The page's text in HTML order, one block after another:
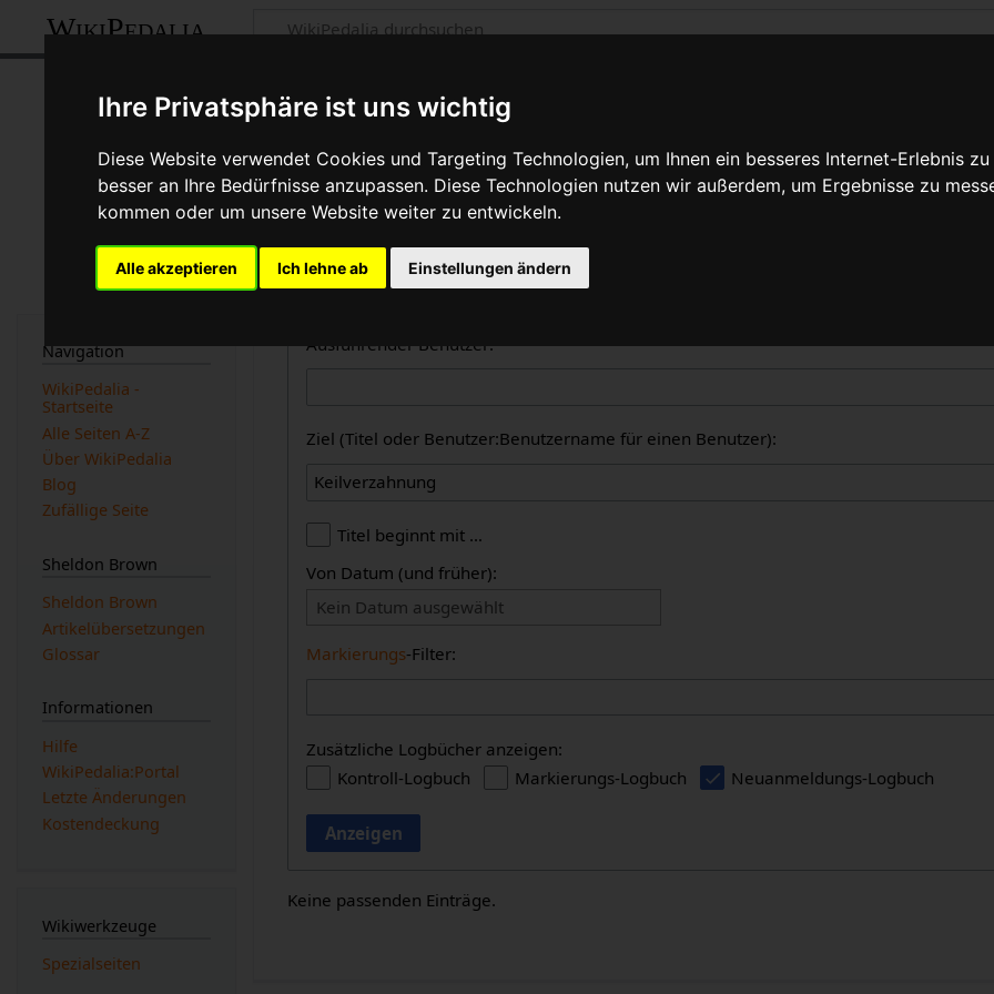
Ihre Privatsphäre ist uns wichtig
Diese Website verwendet Cookies und Targeting Technologien, um Ihnen ein besseres Internet-Erlebnis
besser an Ihre Bedürfnisse anzupassen. Diese Technologien nutzen wir außerdem, um Ergebnisse zu
kommen oder um unsere Website weiter zu entwickeln.
Alle akzeptieren Ich lehne ab Einstellungen ändern
WikiPedalia
Zentrale öffentliche Logbücher
Dies ist die kombinierte Anzeige aller in WikiPedalia geführten Logbücher. Die Ausgabe
des Logbuchtyps, des Benutzers oder des Seitentitels eingeschränkt werden (Groß-/
beachtet werden).
Logbücher
Ausführender Benutzer:
Ziel (Titel oder Benutzer:Benutzername für einen Benutzer):
Titel beginnt mit …
Von Datum (und früher):
Kein Datum ausgewählt
Markierungs-Filter:
Zusätzliche Logbücher anzeigen:
Kontroll-Logbuch
Markierungs-Logbuch Neuanmeldungs-Logbuch
Anzeigen
Keine passenden Einträge.
Navigation
WikiPedalia -
Startseite
Alle Seiten A-Z
Über WikiPedalia
Blog
Zufällige Seite
Sheldon Brown
Sheldon Brown
Artikelübersetzungen
Glossar
Informationen
Hilfe
WikiPedalia:Portal
Letzte Änderungen
Kostendeckung
Wikiwerkzeuge
Spezialseiten